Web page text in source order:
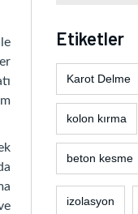
Etiketler
Karot Delme
kolon kırma
beton kesme
izolasyon